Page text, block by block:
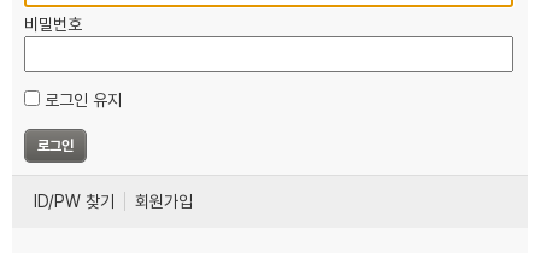
비밀번호
로그인 유지
ID/PW 찾기 회원가입
부설기관
업무